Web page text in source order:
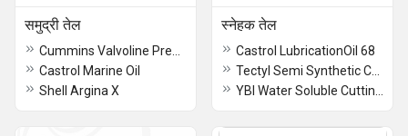
समुद्री तेल
Castrol Marine Oil
Shell Argina X
स्नेहक तेल
Castrol LubricationOil 68